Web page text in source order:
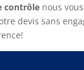
contrôle nous
devis sans